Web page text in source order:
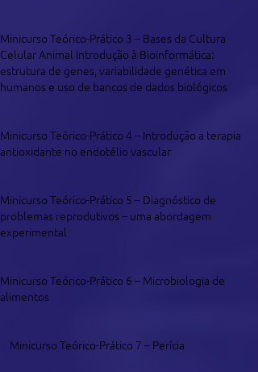
Minicurso Teórico-Prático 3 – Bases da Cultura
Celular Animal Introdução à Bioinformática:
estrutura de genes, variabilidade genética em
humanos e uso de bancos de dados biológicos
Minicurso Teórico-Prático 4 – Introdução a terapia
antioxidante no endotélio vascular
Minicurso Teórico-Prático 5 – Diagnóstico de
problemas reprodutivos – uma abordagem
experimental
Minicurso Teórico-Prático 6 – Microbiologia de
alimentos
Minicurso Teórico-Prático 7 – Perícia